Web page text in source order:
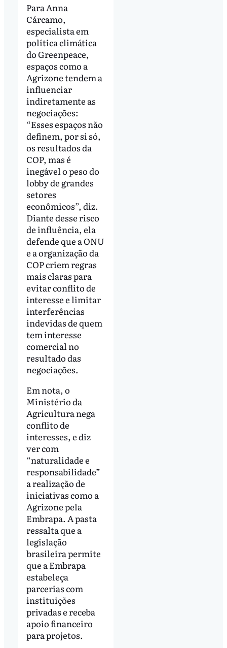
Para Anna
Cárcamo,
especialista em
política climática
do Greenpeace,
espaços como a
Agrizone tendem a
influenciar
indiretamente as
negociações:
“Esses espaços não
definem, por si só,
os resultados da
COP, mas é
inegável o peso do
lobby de grandes
setores
econômicos”, diz.
Diante desse risco
de influência, ela
defende que a ONU
e a organização da
COP criem regras
mais claras para
evitar conflito de
interesse e limitar
interferências
indevidas de quem
tem interesse
comercial no
resultado das
negociações.
Em nota, o
Ministério da
Agricultura nega
conflito de
interesses, e diz
ver com
“naturalidade e
responsabilidade”
a realização de
iniciativas como a
Agrizone pela
Embrapa. A pasta
ressalta que a
legislação
brasileira permite
que a Embrapa
estabeleça
parcerias com
instituições
privadas e receba
apoio financeiro
para projetos.